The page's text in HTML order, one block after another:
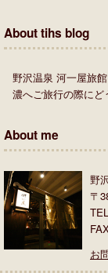
About tihs blog
野沢温泉 河一屋旅
濃へご旅行の際にど
About me
野
〒
お